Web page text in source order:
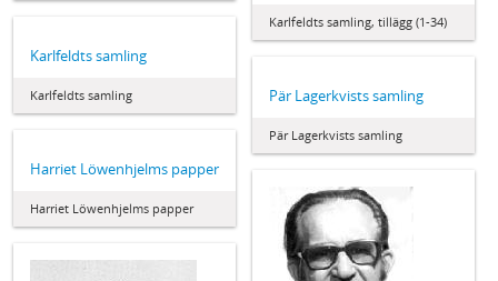
Karlfeldts samling, tillägg (1-34)
Karlfeldts samling
Karlfeldts samling Pär Lagerkvists samling
Pär Lagerkvists samling
Harriet Löwenhjelms papper
Harriet Löwenhjelms papper